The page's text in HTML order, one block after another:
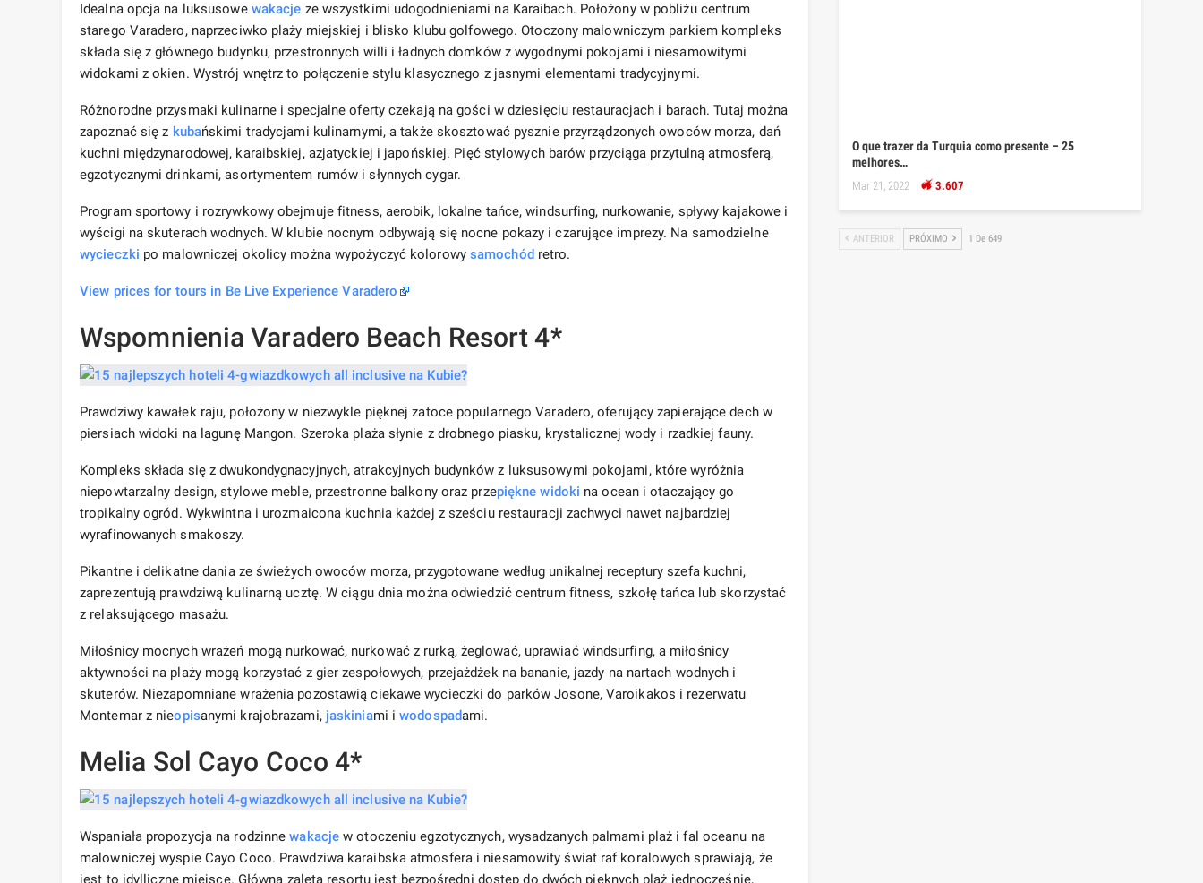
Idealna opcja na luksusowe wakacje ze wszystkimi udogodnieniami na Karaibach. Położony w pobliżu centrum
starego Varadero, naprzeciwko plaży miejskiej i blisko klubu golfowego. Otoczony malowniczym parkiem kompleks
składa się z głównego budynku, przestronnych willi i ładnych domków z wygodnymi pokojami i niesamowitymi
widokami z okien. Wystrój wnętrz to połączenie stylu klasycznego z jasnymi elementami tradycyjnymi.
Różnorodne przysmaki kulinarne i specjalne oferty czekają na gości w dziesięciu restauracjach i barach. Tutaj można
zapoznać się z kubańskimi tradycjami kulinarnymi, a także skosztować pysznie przyrządzonych owoców morza, dań
kuchni międzynarodowej, karaibskiej, azjatyckiej i japońskiej. Pięć stylowych barów przyciąga przytulną atmosferą,
egzotycznymi drinkami, asortymentem rumów i słynnych cygar.
Program sportowy i rozrywkowy obejmuje fitness, aerobik, lokalne tańce, windsurfing, nurkowanie, spływy kajakowe i
wyścigi na skuterach wodnych. W klubie nocnym odbywają się nocne pokazy i czarujące imprezy. Na samodzielne
wycieczki po malowniczej okolicy można wypożyczyć kolorowy samochód retro.
View prices for tours in Be Live Experience Varadero
Wspomnienia Varadero Beach Resort 4*
Prawdziwy kawałek raju, położony w niezwykle pięknej zatoce popularnego Varadero, oferujący zapierające dech w
piersiach widoki na lagunę Mangon. Szeroka plaża słynie z drobnego piasku, krystalicznej wody i rzadkiej fauny.
Kompleks składa się z dwukondygnacyjnych, atrakcyjnych budynków z luksusowymi pokojami, które wyróżnia
niepowtarzalny design, stylowe meble, przestronne balkony oraz przepiękne widoki na ocean i otaczający go
tropikalny ogród. Wykwintna i urozmaicona kuchnia każdej z sześciu restauracji zachwyci nawet najbardziej
wyrafinowanych smakoszy.
Pikantne i delikatne dania ze świeżych owoców morza, przygotowane według unikalnej receptury szefa kuchni,
zaprezentują prawdziwą kulinarną ucztę. W ciągu dnia można odwiedzić centrum fitness, szkołę tańca lub skorzystać
z relaksującego masażu.
Miłośnicy mocnych wrażeń mogą nurkować, nurkować z rurką, żeglować, uprawiać windsurfing, a miłośnicy
aktywności na plaży mogą korzystać z gier zespołowych, przejażdżek na bananie, jazdy na nartach wodnych i
skuterów. Niezapomniane wrażenia pozostawią ciekawe wycieczki do parków Josone, Varoikakos i rezerwatu
Montemar z nieopisanymi krajobrazami, jaskiniami iwodospadami.
Melia Sol Cayo Coco 4*
Wspaniała propozycja na rodzinnewakacje w otoczeniu egzotycznych, wysadzanych palmami plaż i fal oceanu na
malowniczej wyspie Cayo Coco. Prawdziwa karaibska atmosfera i niesamowity świat raf koralowych sprawiają, że
jest to idylliczne miejsce. Główną zaletą resortu jest bezpośredni dostęp do dwóch pięknych plaż jednocześnie,
O que trazer da Turquia como presente – 25
melhores…
Mar 21, 2022 3.607
ANTERIOR PRÓXIMO 1 De 649